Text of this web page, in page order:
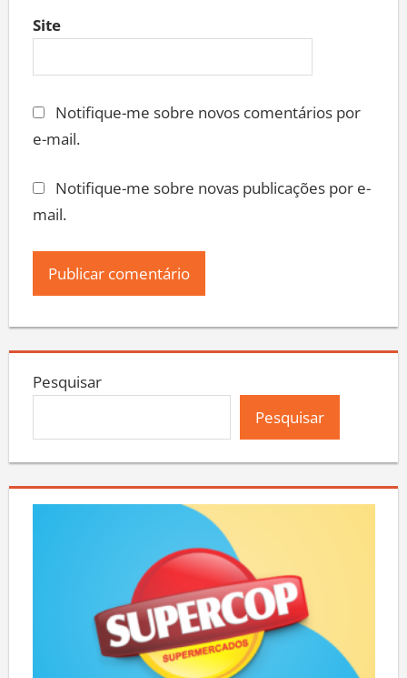
Site
Notifique-me sobre novos comentários por
e-mail.
Notifique-me sobre novas publicações por e-
mail.
Pesquisar
Pesquisar